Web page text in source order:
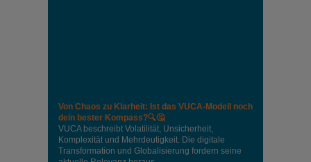
Von Chaos zu Klarheit: Ist das VUCA-Modell noch
dein bester Kompass?🔍🤔
VUCA beschreibt Volatilität, Unsicherheit,
Komplexität und Mehrdeutigkeit. Die digitale
Transformation und Globalisierung fordern seine